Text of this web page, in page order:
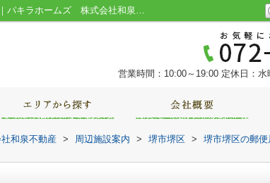
堺郵便局周辺の物件一覧｜堺市の一人暮らし・ファミリー向け賃貸｜パキラホームズ 株式会社和泉不動産
営業時間：10:00～19:00 定休日：水
和泉不動産 > 周辺施設案内 > 堺市堺区 > 堺市堺区の郵便